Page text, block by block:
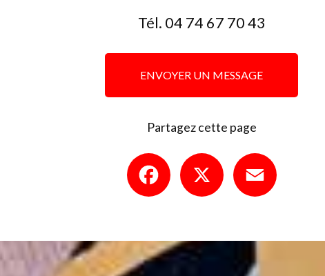
Tél. 04 74 67 70 43
ENVOYER UN MESSAGE
Partagez cette page
Facebook